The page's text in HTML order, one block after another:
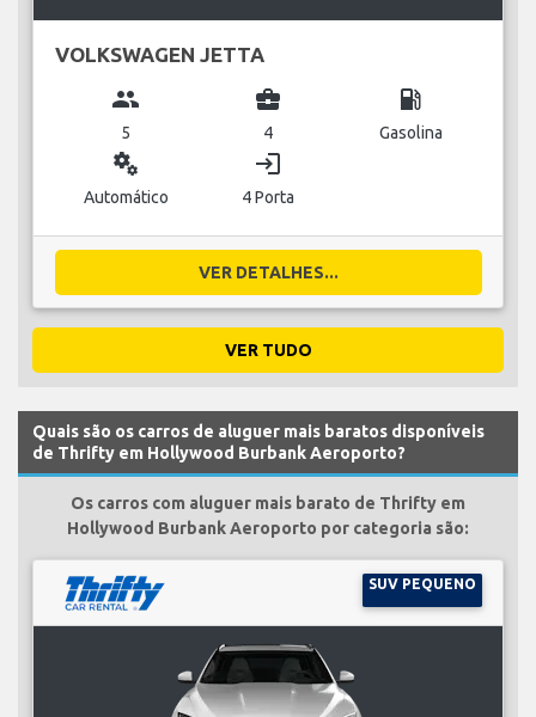
VOLKSWAGEN JETTA
group
5
business_center
4
local_gas_station
Gasolina
miscellaneous_services
Automático
login
4 Porta
VER DETALHES...
VER TUDO
Quais são os carros de aluguer mais baratos disponíveis
de Thrifty em Hollywood Burbank Aeroporto?
Os carros com aluguer mais barato de Thrifty em
Hollywood Burbank Aeroporto por categoria são:
SUV PEQUENO